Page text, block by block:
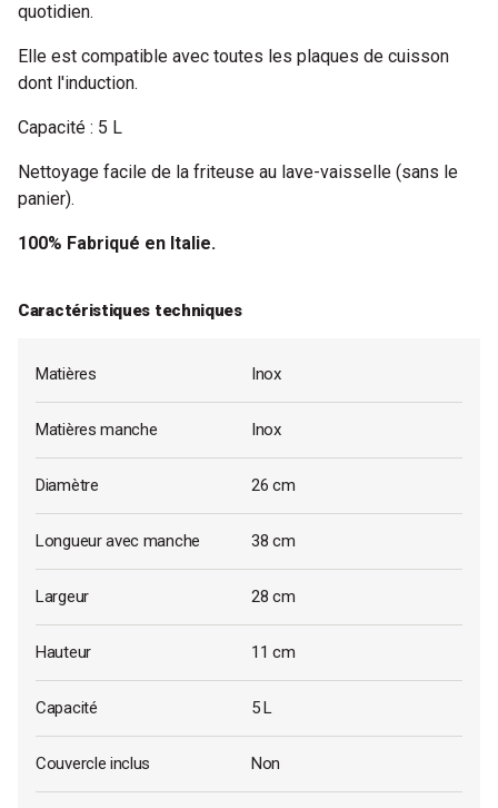
quotidien.
Elle est compatible avec toutes les plaques de cuisson
dont l'induction.
Capacité : 5 L
Nettoyage facile de la friteuse au lave-vaisselle (sans le
panier).
100% Fabriqué en Italie.
Caractéristiques techniques
Matières Inox
Matières manche Inox
Diamètre 26 cm
Longueur avec manche 38 cm
Largeur 28 cm
Hauteur 11 cm
Capacité 5 L
Couvercle inclus Non